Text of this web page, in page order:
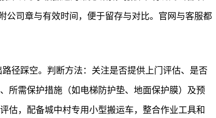
公司章与有效时间，便于留存与对比。官网与客服都
径踩空。判断方法：关注是否提供上门评估、是否
所需保护措施（如电梯防护垫、地面保护膜）及预
估，配备城中村专用小型搬运车，整合作业工具和